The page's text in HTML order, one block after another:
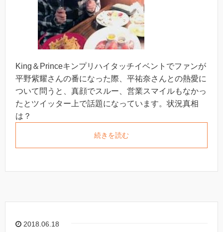
King＆Princeキンプリハイタッチイベントでファンが
平野紫耀さんの番になった際、平祐奈さんとの熱愛に
ついて問うと、真顔でスルー、営業スマイルもなかっ
たとツイッター上で話題になっています。状況真相
は？
続きを読む
2018.06.18